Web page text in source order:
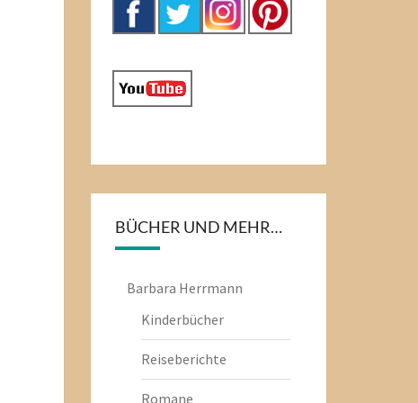
BÜCHER UND MEHR…
Barbara Herrmann
Kinderbücher
Reiseberichte
Romane